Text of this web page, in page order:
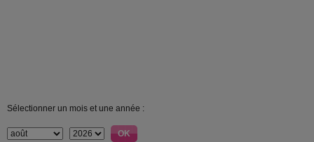
Sélectionner un mois et une année :